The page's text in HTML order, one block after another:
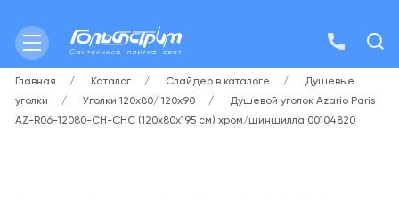
Главная Каталог Слайдер в каталоге
Душевые
уголки
Уголки 120х80/ 120х90
Душевой уголок Azario Paris
AZ-R06-12080-CH-CHC (120х80х195 см) хром/шиншилла 00104820